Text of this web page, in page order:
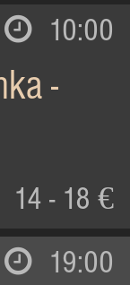
10:00
-
14 - 18 €
19:00